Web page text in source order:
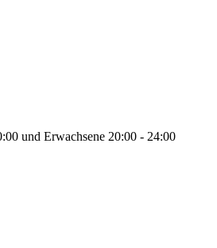
und Erwachsene 20:00 - 24:00